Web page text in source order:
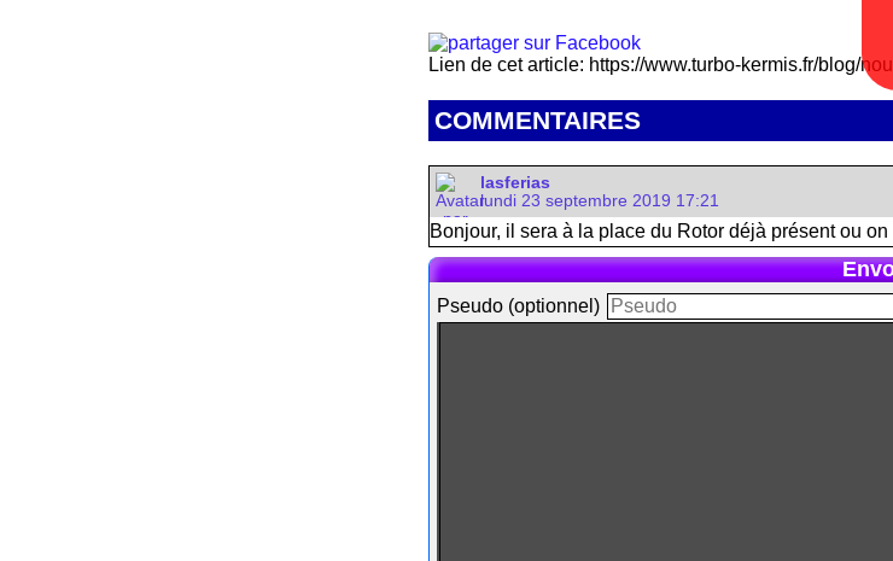
Lien de cet article: https://www.turbo-kermis.fr/blog/
COMMENTAIRES
lasferias
lundi 23 septembre 2019 17:21
Bonjour, il sera à la place du Rotor déjà présent ou
Pseudo (optionnel)